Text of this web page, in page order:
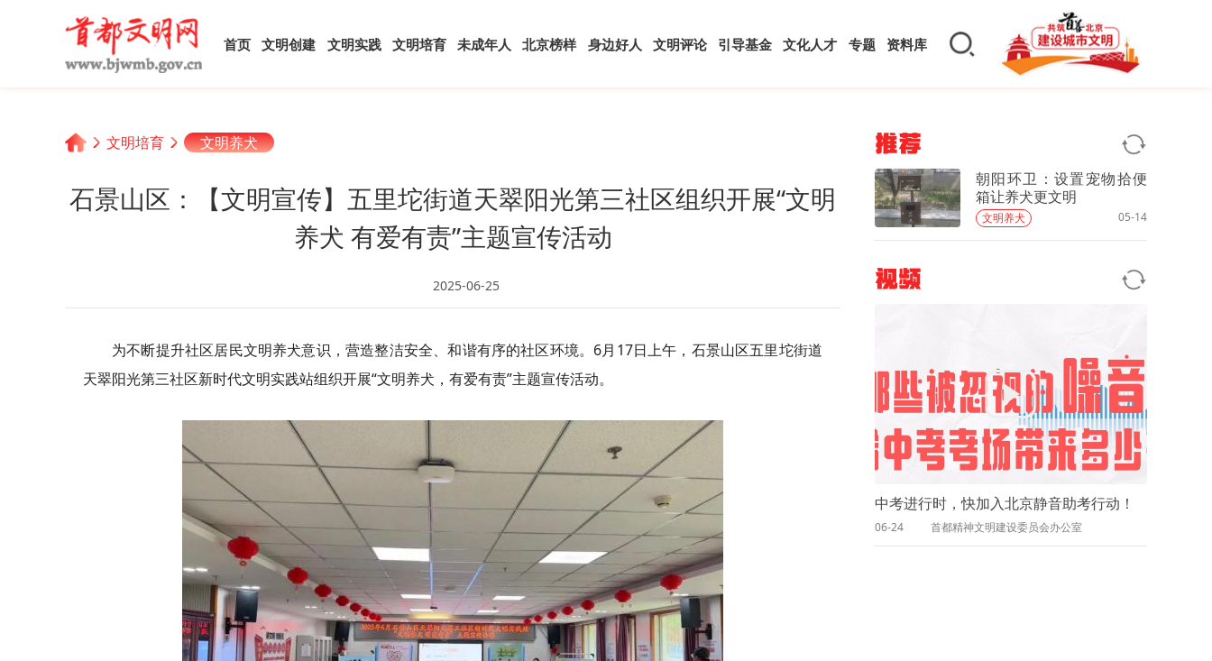
首页 文明创建 文明实践 文明培育 未成年人 北京榜样 身边好人 文明评论 引导基金 文化人才 专题 资料库
文明培育 文明养犬
石景山区：【文明宣传】五里坨街道天翠阳光第三社区组织开展“文明
养犬 有爱有责”主题宣传活动
2025-06-25
为不断提升社区居民文明养犬意识，营造整洁安全、和谐有序的社区环境。6月17日上午，石景山区五里坨街道
天翠阳光第三社区新时代文明实践站组织开展“文明养犬，有爱有责”主题宣传活动。
推荐
朝阳环卫：设置宠物拾便
箱让养犬更文明
文明养犬 05-14
视频
中考进行时，快加入北京静音助考行动！
06-24 首都精神文明建设委员会办公室